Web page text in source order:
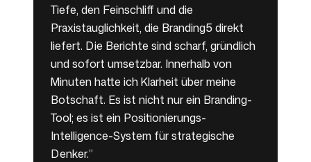
Tiefe, den Feinschliff und die
Praxistauglichkeit, die Branding5 direkt
liefert. Die Berichte sind scharf, gründlich
und sofort umsetzbar. Innerhalb von
Minuten hatte ich Klarheit über meine
Botschaft. Es ist nicht nur ein Branding-
Tool; es ist ein Positionierungs-
Intelligence-System für strategische
Denker.”